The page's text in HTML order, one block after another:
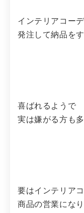
インテリアコー
発注して納品を
喜ばれるようで
実は嫌がる方も
要はインテリア
商品の営業にな